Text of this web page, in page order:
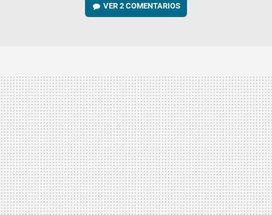
VER2 COMENTARIOS